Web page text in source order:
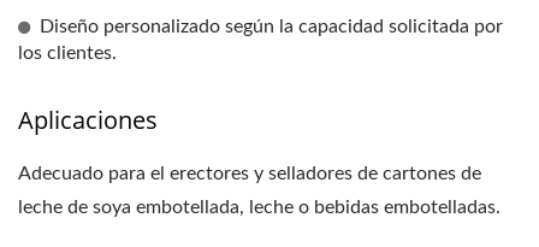
Diseño personalizado según la capacidad solicitada por
los clientes.
Aplicaciones
Adecuado para el erectores y selladores de cartones de
leche de soya embotellada, leche o bebidas embotelladas.